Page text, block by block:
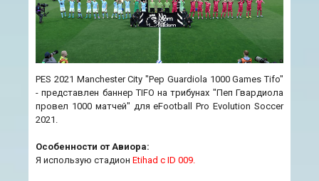
PES 2021 Manchester City "Pep Guardiola 1000 Games Tifo"
- представлен баннер TIFO на трибунах "Пеп Гвардиола
провел 1000 матчей" для eFootball Pro Evolution Soccer
2021.
Особенности от Авиора:
Я использую стадион Etihad с ID 009.